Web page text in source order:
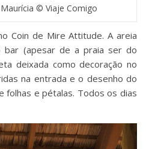
© Viaje Comigo
Coin de Mire Attitude. A areia
bar (apesar de a praia ser do
deixada como decoração no
na entrada e o desenho do
folhas e pétalas. Todos os dias